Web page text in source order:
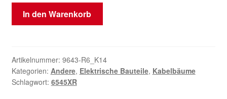
Kabelsatz
3008
5008
6545XR
In den Warenkorb
Artikelnummer: 9643-R6_K14
Kategorien: Andere, Elektrische Bauteile, Kabelbäume
Schlagwort: 6545XR